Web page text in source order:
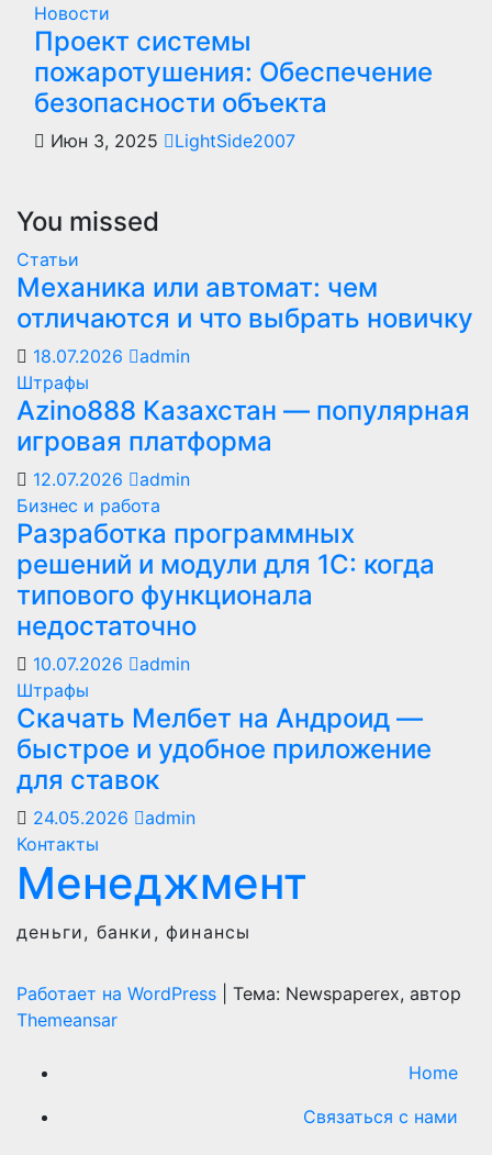
Новости
Проект системы
пожаротушения: Обеспечение
безопасности объекта
Июн 3, 2025 LightSide2007
You missed
Статьи
Механика или автомат: чем
отличаются и что выбрать новичку
18.07.2026
admin
Штрафы
Azino888 Казахстан — популярная
игровая платформа
12.07.2026
admin
Бизнес и работа
Разработка программных
решений и модули для 1С: когда
типового функционала
недостаточно
10.07.2026
admin
Штрафы
Скачать Мелбет на Андроид —
быстрое и удобное приложение
для ставок
24.05.2026
admin
Контакты
Менеджмент
деньги, банки, финансы
Работает на WordPress
Тема: Newspaperex, автор
Themeansar
Home
Связаться с нами